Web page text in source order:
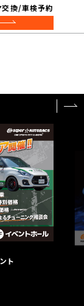
交換/車検予約
ト